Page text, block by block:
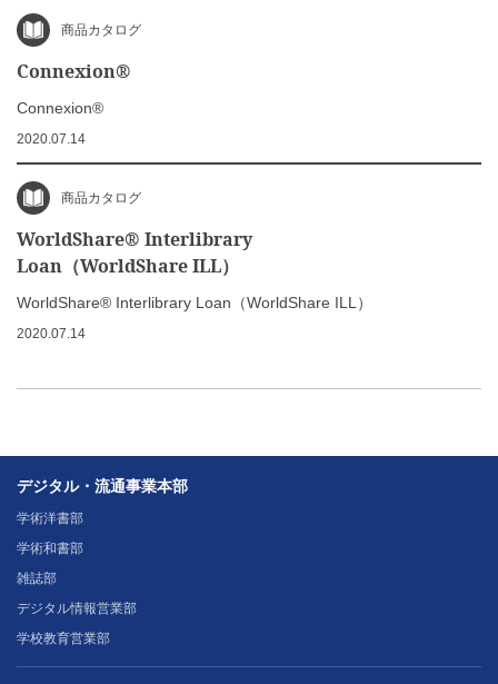
商品カタログ
Connexion®
Connexion®
2020.07.14
商品カタログ
WorldShare® Interlibrary
Loan（WorldShare ILL）
WorldShare® Interlibrary Loan（WorldShare ILL）
2020.07.14
デジタル・流通事業本部
学術洋書部
学術和書部
雑誌部
デジタル情報営業部
学校教育営業部